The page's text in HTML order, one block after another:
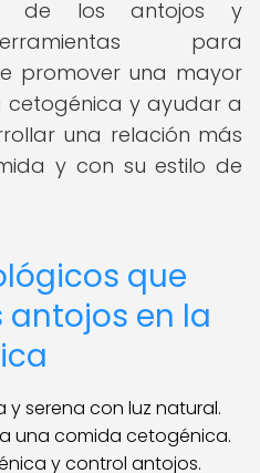
de los antojos y
para
promover una mayor
y ayudar a
una relación más
y con su estilo de
que
antojos en la